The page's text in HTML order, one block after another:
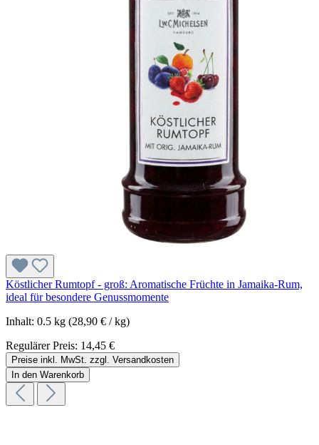
Köstlicher Rumtopf - groß: Aromatische Früchte in Jamaika-Rum,
ideal für besondere Genussmomente
Inhalt: 0.5 kg (28,90 € / kg)
Regulärer Preis: 14,45 €
Preise inkl. MwSt. zzgl. Versandkosten
In den Warenkorb